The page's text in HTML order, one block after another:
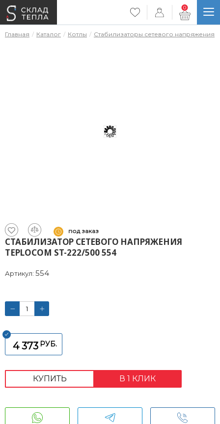
0
Главная Каталог Котлы Стабилизаторы сетевого напряжения
под заказ
СТАБИЛИЗАТОР СЕТЕВОГО НАПРЯЖЕНИЯ
TEPLOCOM ST-222/500 554
Артикул: 554
4 373 РУБ.
КУПИТЬ В 1 КЛИК